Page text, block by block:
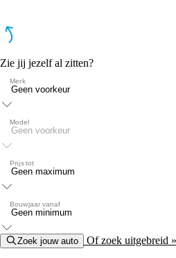
Zie jij jezelf al zitten?
Merk
Model
Prijs tot
Bouwjaar vanaf
Zoek jouw auto Of zoek uitgebreid »